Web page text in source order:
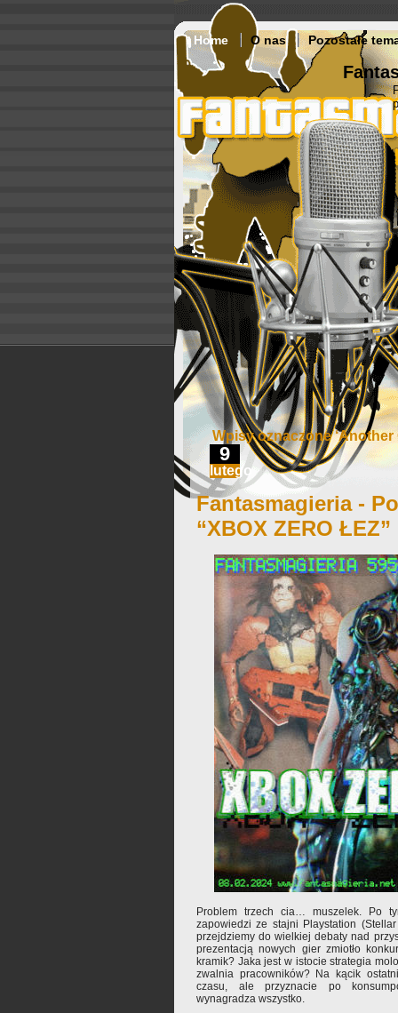
Home O nas Pozostałe
Wpisy oznaczone
9
lutego
Fantasmagieria -
“XBOX ZERO ŁEZ”
Problem trzech cia… muszelek. Po
zapowiedzi ze stajni Playstation
przejdziemy do wielkiej debaty nad
prezentacją nowych gier zmiotło
kramik? Jaka jest w istocie strategia
zwalnia pracowników? Na kącik
czasu, ale przyznacie po
wynagradza wszystko.